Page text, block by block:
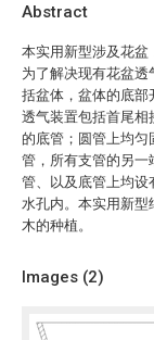
Abstract
本实用新型涉及花盆
为了解决现有花盆
括盆体，盆体的底部
透气装置包括首尾相
的底管；圆管上均
管，所有支管的另一
管、以及底管上均设
水孔内。本实用新型
木的种植。
Images (2)